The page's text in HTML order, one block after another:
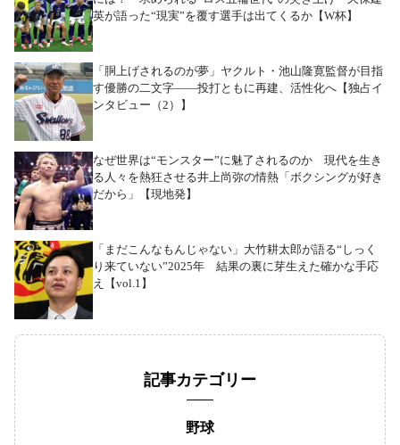
英が語った“現実”を覆す選手は出てくるか【W杯】
「胴上げされるのが夢」ヤクルト・池山隆寛監督が目指
す優勝の二文字――投打ともに再建、活性化へ【独占イ
ンタビュー（2）】
なぜ世界は“モンスター”に魅了されるのか 現代を生き
る人々を熱狂させる井上尚弥の情熱「ボクシングが好き
だから」【現地発】
「まだこんなもんじゃない」大竹耕太郎が語る“しっく
り来ていない”2025年 結果の裏に芽生えた確かな手応
え【vol.1】
記事カテゴリー
野球